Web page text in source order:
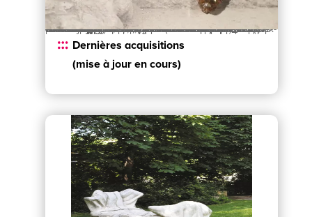
10 x 30 x 15 cm." title="Florian Mermin : "Les Ballades", 2019, céramiques émaillée, 10 x 30 x 15 cm." srcset="https://culture.venissieux.fr/wp-content/uploads/sites/2/2025/08/20250711_113937-scaled.jpg 2560w, https://culture.venissieux.fr/wp-content/uploads/sites/2/2025/08/20250711_113937-1280x908.jpg 1280w, https://culture.venissieux.fr/wp-content/uploads/sites/2/2025/08/20250711_113937-980x695.jpg 980w, https://culture.venissieux.fr/wp-content/uploads/sites/2/2025/08/20250711_113937-480x340.jpg 480w" sizes="(min-width: 0px) and (max-width: 480px) 480px, (min-width: 481px) and (max-width: 980px) 980px, (min-width: 981px) and (max-width: 1280px) 1280px, (min-width: 1281px) 2560px, 100vw" class="wp-image-48598 webpexpress-processed">
Dernières acquisitions
(mise à jour en cours)